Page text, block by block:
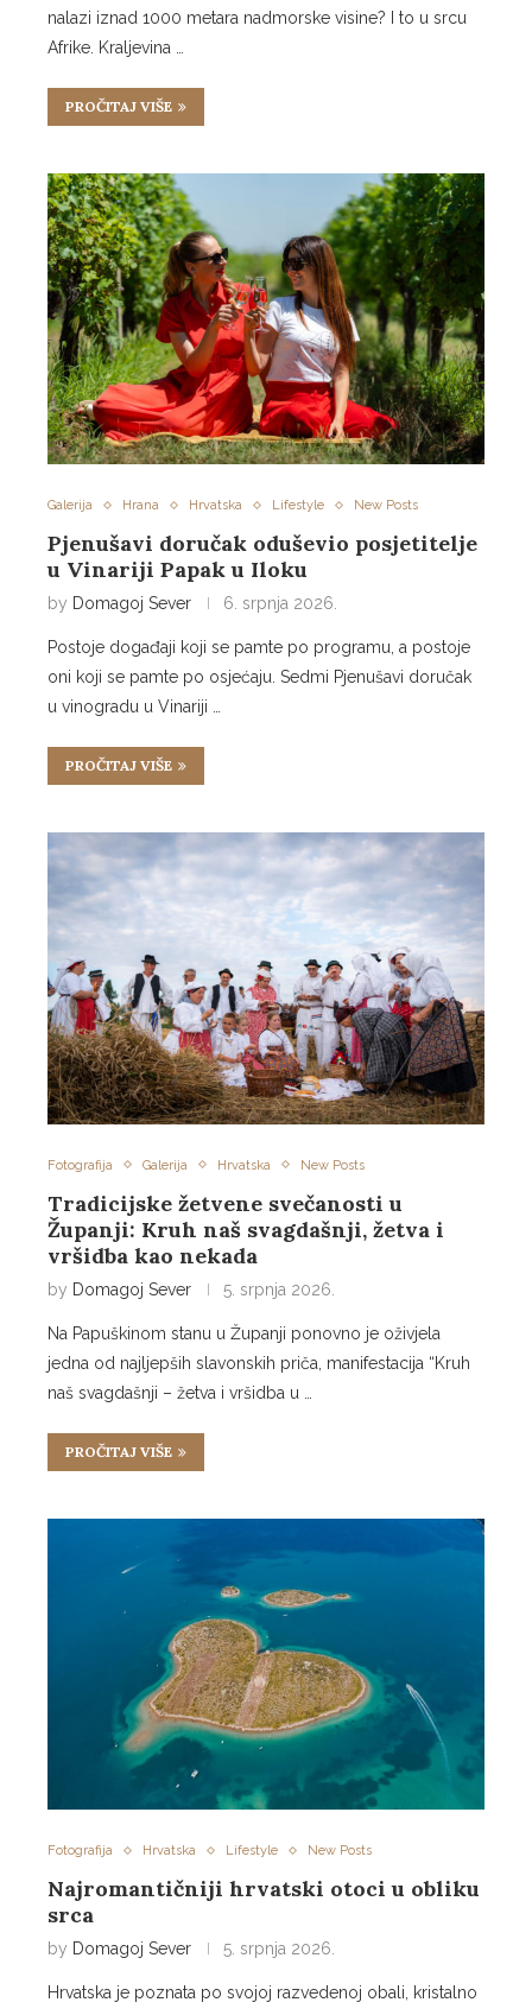
nalazi iznad 1000 metara nadmorske visine? I to u srcu
Afrike. Kraljevina …
PROČITAJ VIŠE
Galerija Hrana Hrvatska Lifestyle New Posts
Pjenušavi doručak oduševio posjetitelje
u Vinariji Papak u Iloku
by Domagoj Sever 6. srpnja 2026.
Postoje događaji koji se pamte po programu, a postoje
oni koji se pamte po osjećaju. Sedmi Pjenušavi doručak
u vinogradu u Vinariji …
PROČITAJ VIŠE
Fotografija Galerija Hrvatska New Posts
Tradicijske žetvene svečanosti u
Županji: Kruh naš svagdašnji, žetva i
vršidba kao nekada
by Domagoj Sever 5. srpnja 2026.
Na Papuškinom stanu u Županji ponovno je oživjela
jedna od najljepših slavonskih priča, manifestacija “Kruh
naš svagdašnji – žetva i vršidba u …
PROČITAJ VIŠE
Fotografija Hrvatska Lifestyle New Posts
Najromantičniji hrvatski otoci u obliku
srca
by Domagoj Sever 5. srpnja 2026.
Hrvatska je poznata po svojoj razvedenoj obali, kristalno